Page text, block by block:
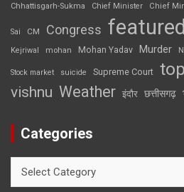
Chhattisgarh-Sukma Chief Minister Chief
Sai CM Congress featured
Kejriwal mohan Mohan Yadav Murder
Stock market suicide Supreme Court
vishnu Weather इंदौर छत्तीसगढ़
Categories